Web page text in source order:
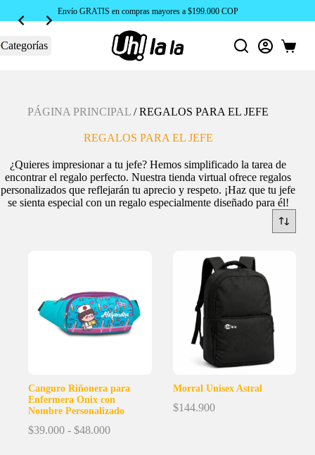
Envío GRATIS en compras mayores a $199.000 COP
Categorías
Carro
PÁGINA PRINCIPAL /REGALOS PARA EL JEFE
REGALOS PARA EL JEFE
¿Quieres impresionar a tu jefe? Hemos simplificado la tarea de
encontrar el regalo perfecto. Nuestra tienda virtual ofrece regalos
personalizados que reflejarán tu aprecio y respeto. ¡Haz que tu jefe
se sienta especial con un regalo especialmente diseñado para él!
Canguro Riñonera para
Enfermera Onix con
Nombre Personalizado
$39.000 - $48.000Rango
Morral Unisex Astral
$144.900